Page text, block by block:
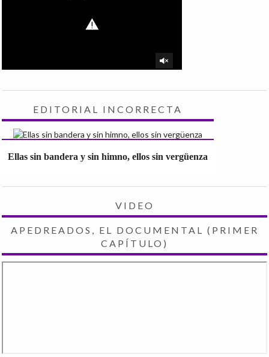
EDITORIAL INCORRECTA
Ellas sin bandera y sin himno, ellos sin vergüenza
VIDEO
APEDREADOS, EL DOCUMENTAL (PRIMER
CAPÍTULO)